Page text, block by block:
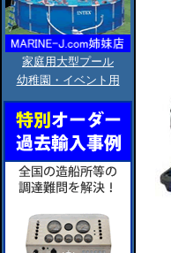
家庭用大型プール
幼稚園・イベント用